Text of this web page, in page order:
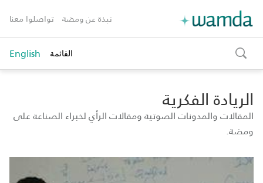
نبذة عن ومضة تواصلوا معنا
toggle
search
القائمة English
الريادة الفكرية
المقالات والمدونات الصوتية ومقالات الرأي لخبراء الصناعة على
ومضة.